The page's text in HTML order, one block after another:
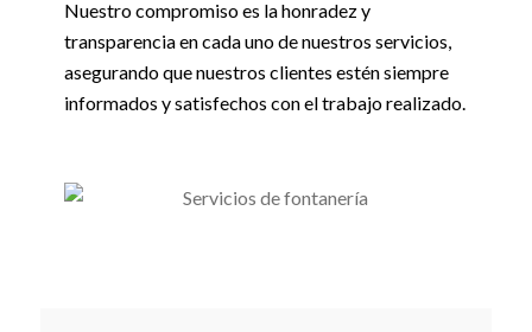
Nuestro compromiso es la honradez y
transparencia en cada uno de nuestros servicios,
asegurando que nuestros clientes estén siempre
informados y satisfechos con el trabajo realizado.